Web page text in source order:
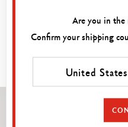
お
Are you in
Confirm your shipping
United States